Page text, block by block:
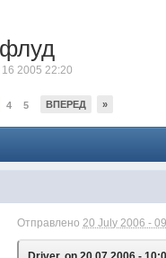
16 2005 22:20
4 5 ВПЕРЕД »
Отправлено20 July 2006 -